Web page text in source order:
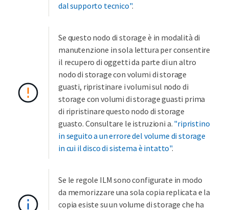
dal supporto tecnico".
Se questo nodo di storage è in modalità di
manutenzione in sola lettura per consentire
il recupero di oggetti da parte di un altro
nodo di storage con volumi di storage
guasti, ripristinare i volumi sul nodo di
storage con volumi di storage guasti prima
di ripristinare questo nodo di storage
guasto. Consultare le istruzioni a. "ripristino
in seguito a un errore del volume di storage
in cui il disco di sistema è intatto".
Se le regole ILM sono configurate in modo
da memorizzare una sola copia replicata e la
copia esiste su un volume di storage che ha